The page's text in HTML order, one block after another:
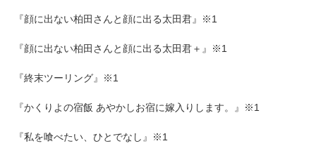
『顔に出ない柏田さんと顔に出る太田君』※1
『顔に出ない柏田さんと顔に出る太田君＋』※1
『終末ツーリング』※1
『かくりよの宿飯 あやかしお宿に嫁入りします。』※1
『私を喰べたい、ひとでなし』※1